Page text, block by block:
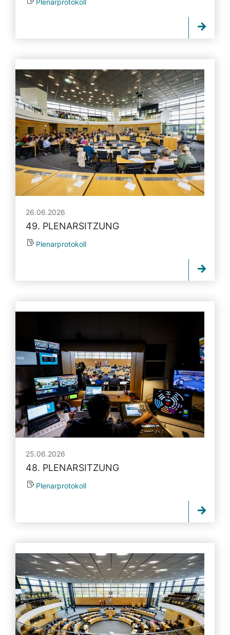
Plenarprotokoll
26.06.2026
49. PLENARSITZUNG
Plenarprotokoll
25.06.2026
48. PLENARSITZUNG
Plenarprotokoll